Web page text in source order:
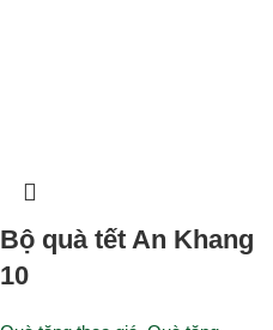
Bộ quà tết An Khang
10